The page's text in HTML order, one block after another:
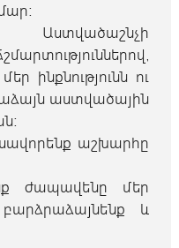
Աստվածաշնչի
ինքնությունն ու
աստվածային
աշխարհը
ժապավենը մեր
և